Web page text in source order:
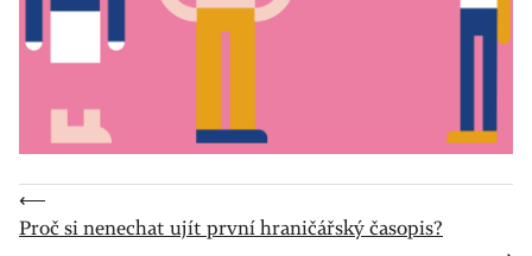
⟵
Proč si nenechat ujít první hraničářský časopis?